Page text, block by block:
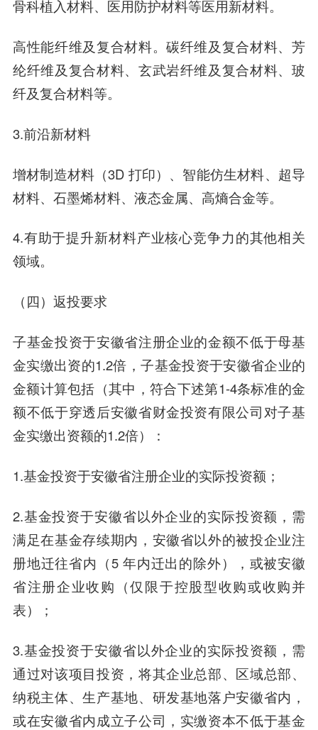
骨科植入材料、医用防护材料等医用新材料。
高性能纤维及复合材料。碳纤维及复合材料、芳
纶纤维及复合材料、玄武岩纤维及复合材料、玻
纤及复合材料等。
3.前沿新材料
增材制造材料（3D 打印）、智能仿生材料、超导
材料、石墨烯材料、液态金属、高熵合金等。
4.有助于提升新材料产业核心竞争力的其他相关
领域。
（四）返投要求
子基金投资于安徽省注册企业的金额不低于母基
金实缴出资的1.2倍，子基金投资于安徽省企业的
金额计算包括（其中，符合下述第1-4条标准的金
额不低于穿透后安徽省财金投资有限公司对子基
金实缴出资额的1.2倍）：
1.基金投资于安徽省注册企业的实际投资额；
2.基金投资于安徽省以外企业的实际投资额，需
满足在基金存续期内，安徽省以外的被投企业注
册地迁往省内（5 年内迁出的除外），或被安徽
省注册企业收购（仅限于控股型收购或收购并
表）；
3.基金投资于安徽省以外企业的实际投资额，需
通过对该项目投资，将其企业总部、区域总部、
纳税主体、生产基地、研发基地落户安徽省内，
或在安徽省内成立子公司，实缴资本不低于基金